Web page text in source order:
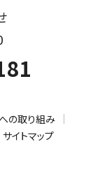
の取り組み
サイトマップ